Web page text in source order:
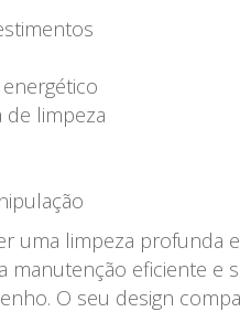
de limpeza
uma limpeza profunda
eficiente e
O seu design